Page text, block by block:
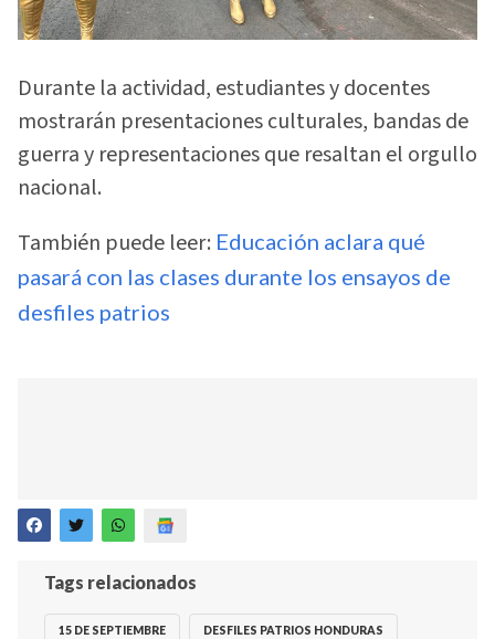
Durante la actividad, estudiantes y docentes
mostrarán presentaciones culturales, bandas de
guerra y representaciones que resaltan el orgullo
nacional.
También puede leer: Educación aclara qué
pasará con las clases durante los ensayos de
desfiles patrios
Tags relacionados
15 DE SEPTIEMBRE DESFILES PATRIOS HONDURAS